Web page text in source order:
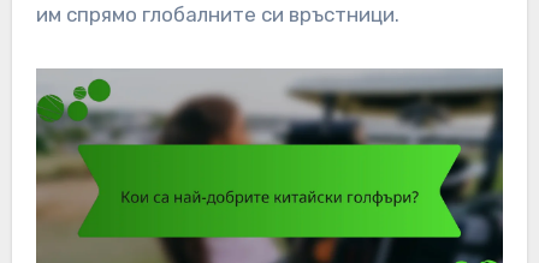
им спрямо глобалните си връстници.